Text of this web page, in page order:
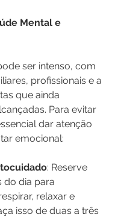
Mental e
ser intenso, com
profissionais e a
que ainda
Para evitar
dar atenção
emocional:
: Reserve
do dia para
relaxar e
isso de duas a três